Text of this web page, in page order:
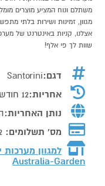
מגוון, זמינות ושירות בלתי
שוות לך פי אלף!
דגם:Santorini
אחריות:12 חודשים
נותן האחריות:
מס' תשלומים:
למגוון
Australia-Garden